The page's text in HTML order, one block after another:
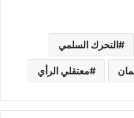
التحرك السلمي
معتقلي الرأي